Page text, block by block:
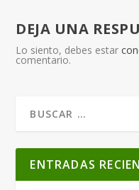
DEJA UNA
Lo siento, debes estar
comentario.
ENTRADAS